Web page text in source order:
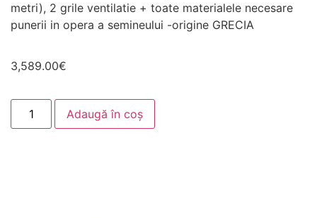
metri), 2 grile ventilatie + toate materialele necesare
punerii in opera a semineului -origine GRECIA
3,589.00€
Adaugă în coș